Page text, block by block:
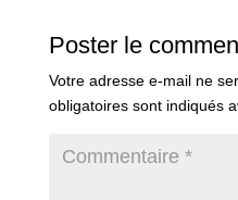
Poster le
Votre adresse e-mail ne
obligatoires sont indiqués